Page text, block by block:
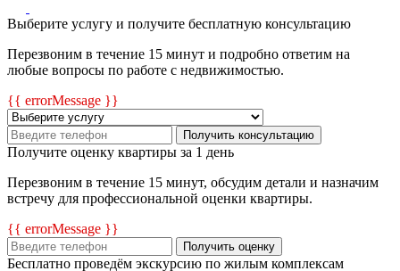
Выберите услугу и получите бесплатную консультацию
Перезвоним в течение 15 минут и подробно ответим на
любые вопросы по работе с недвижимостью.
{{ errorMessage }}
Получить консультацию
Получите оценку квартиры за 1 день
Перезвоним в течение 15 минут, обсудим детали и назначим
встречу для профессиональной оценки квартиры.
{{ errorMessage }}
Получить оценку
Бесплатно проведём экскурсию по жилым комплексам